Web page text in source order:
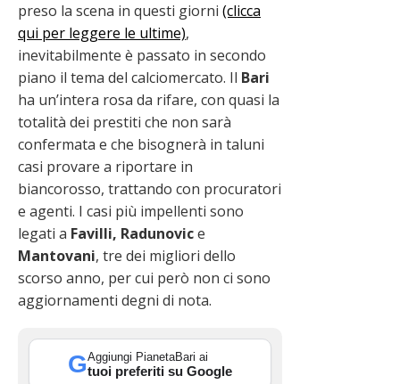
preso la scena in questi giorni (clicca
qui per leggere le ultime),
inevitabilmente è passato in secondo
piano il tema del calciomercato. Il Bari
ha un’intera rosa da rifare, con quasi la
totalità dei prestiti che non sarà
confermata e che bisognerà in taluni
casi provare a riportare in
biancorosso, trattando con procuratori
e agenti. I casi più impellenti sono
legati a Favilli, Radunovice
Mantovani, tre dei migliori dello
scorso anno, per cui però non ci sono
aggiornamenti degni di nota.
GAggiungi PianetaBari ai
tuoi preferiti su Google